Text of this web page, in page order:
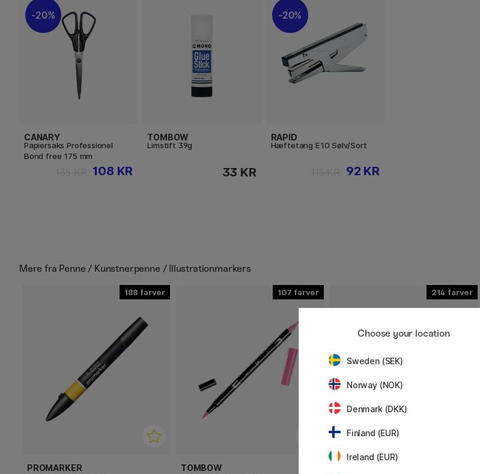
20%
CANARY
Papiersaks Professionel
Bond free 175 mm
108 KR
TOMBOW
Limstift 39g
33 KR
20%
RAPID
Hæftetang E10 Sølv/Sort
92 KR
Mere fra Penne / Kunstnerpenne / Illustrationmarkers
188
PROMARKER
107
TOMBOW
214
Choose your location
Sweden (SEK)
Norway (NOK)
Denmark (DKK)
Finland (EUR)
Ireland (EUR)